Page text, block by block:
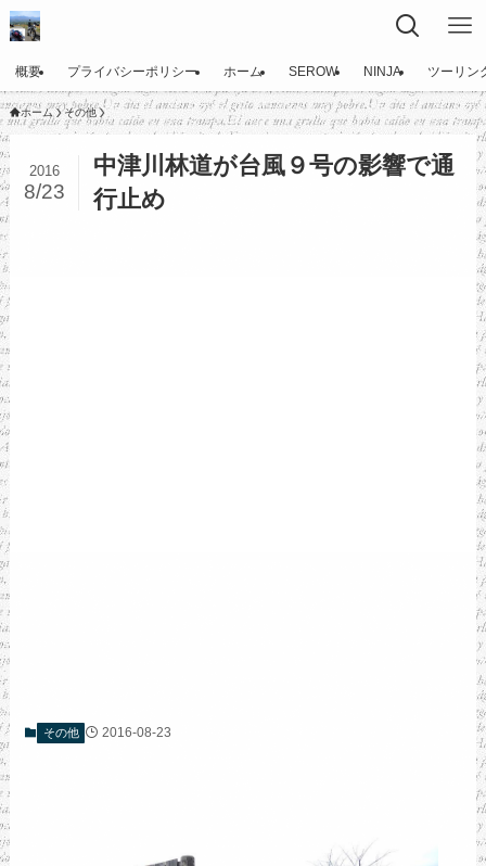
概要 プライバシーポリシー ホーム SEROW NINJA ツーリン
ホーム その他
中津川林道が台風９号の影響で通
行止め
2016
8/23
その他 2016-08-23